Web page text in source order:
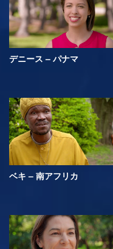
デニース – パナマ
ベキ – 南アフリカ